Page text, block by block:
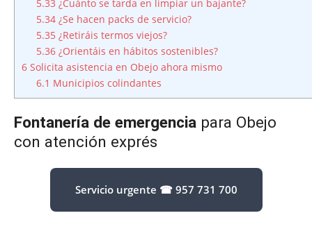
5.33 ¿Cuánto se tarda en limpiar un bajante?
5.34 ¿Se hacen packs de servicio?
5.35 ¿Retiráis termos viejos?
5.36 ¿Orientáis en hábitos sostenibles?
6 Solicita asistencia en Obejo ahora mismo
6.1 Municipios colindantes
Fontanería de emergencia para Obejo
con atención exprés
Servicio urgente ☎ 957 731 700